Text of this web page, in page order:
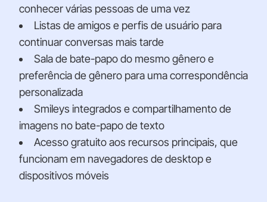
conhecer várias pessoas de uma vez
Listas de amigos e perfis de usuário para
continuar conversas mais tarde
Sala de bate-papo do mesmo gênero e
preferência de gênero para uma correspondência
personalizada
Smileys integrados e compartilhamento de
imagens no bate-papo de texto
Acesso gratuito aos recursos principais, que
funcionam em navegadores de desktop e
dispositivos móveis